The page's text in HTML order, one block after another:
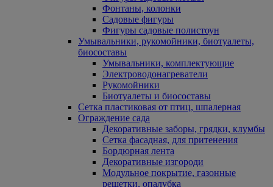
Фонтаны, колонки
Садовые фигуры
Фигуры садовые полистоун
Умывальники, рукомойники, биотуалеты,
биосоставы
Умывальники, комплектующие
Электроводонагреватели
Рукомойники
Биотуалеты и биосоставы
Сетка пластиковая от птиц, шпалерная
Ограждение сада
Декоративные заборы, грядки, клумбы
Сетка фасадная, для притенения
Бордюрная лента
Декоративные изгороди
Модульное покрытие, газонные
решетки, опалубка